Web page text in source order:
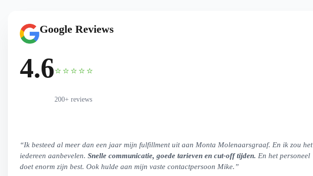
Google Reviews
4.6⭐⭐⭐⭐⭐
200+ reviews
“Ik besteed al meer dan een jaar mijn fulfillment uit aan Monta Molenaarsgraaf. En ik zou het
iedereen aanbevelen. Snelle communicatie, goede tarieven en cut-off tijden. En het personeel
doet enorm zijn best. Ook hulde aan mijn vaste contactpersoon Mike.”